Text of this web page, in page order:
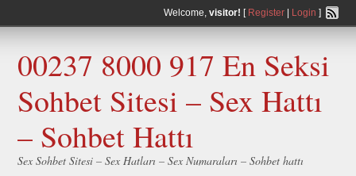
Welcome, visitor! [ Register| Login ]
00237 8000 917 En Seksi
Sohbet Sitesi – Sex Hattı
– Sohbet Hattı
Sex Sohbet Sitesi – Sex Hatları – Sex Numaraları – Sohbet hattı